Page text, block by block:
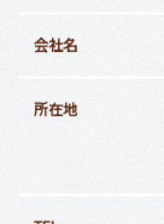
会社名
所在地